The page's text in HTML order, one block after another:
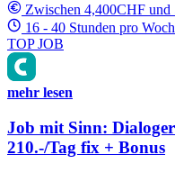
Zwischen 4,400CHF
16 - 40 Stunden pro
TOP JOB
mehr lesen
Job mit Sinn:
210.-/Tag fix + Bonus